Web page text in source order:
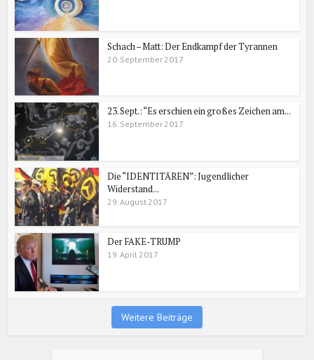
Schach – Matt: Der Endkampf der Tyrannen
20. September 2017
23. Sept.: “Es erschien ein großes Zeichen am...
16. September 2017
Die “IDENTITÄREN”: Jugendlicher
Widerstand...
29. August 2017
Der FAKE-TRUMP
19. April 2017
Weitere Beiträge